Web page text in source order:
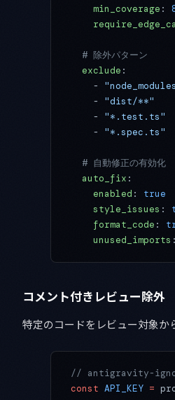
    min_coverage
:
  # 除外パターン
  exclude
:
    -
    -
"dist/**"
    -
"*.test.ts"
    -
"*.spec.ts"
  # 自動修正の有効化
  auto_fix
:
    enabled
: true
    style_issues
:
    format_code
:
    unused_imports
コメント付きレビュー除外
特定のコードをレビュー対象か
// antigravity-
const API_KEY =